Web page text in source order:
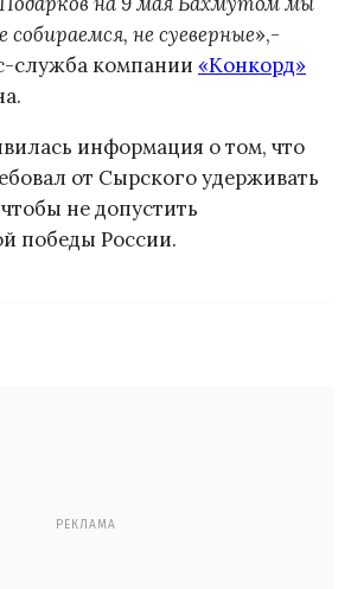
не суеверные»,-
служба компании «Конкорд»
информация о том, что
от Сырского удерживать
не допустить
победы России.
РЕКЛАМА